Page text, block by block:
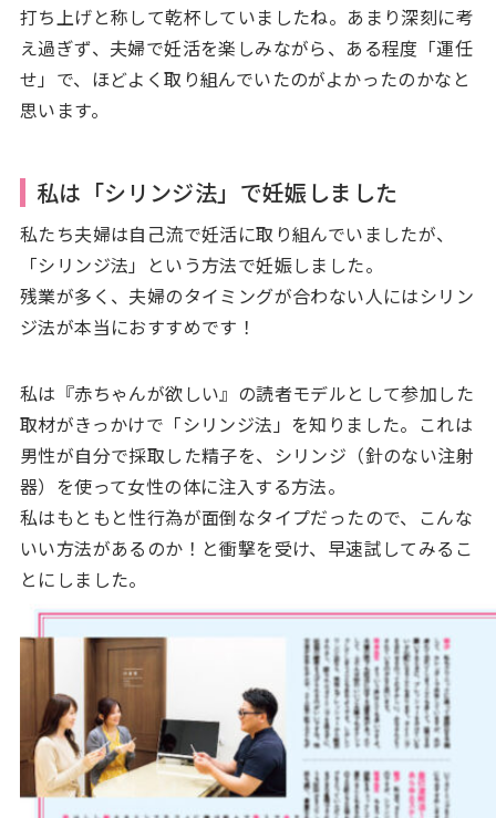
打ち上げと称して乾杯していましたね。あまり深刻に考
え過ぎず、夫婦で妊活を楽しみながら、ある程度「運任
せ」で、ほどよく取り組んでいたのがよかったのかなと
思います。
私は「シリンジ法」で妊娠しました
私たち夫婦は自己流で妊活に取り組んでいましたが、
「シリンジ法」という方法で妊娠しました。
残業が多く、夫婦のタイミングが合わない人にはシリン
ジ法が本当におすすめです！
私は『赤ちゃんが欲しい』の読者モデルとして参加した
取材がきっかけで「シリンジ法」を知りました。これは
男性が自分で採取した精子を、シリンジ（針のない注射
器）を使って女性の体に注入する方法。
私はもともと性行為が面倒なタイプだったので、こんな
いい方法があるのか！と衝撃を受け、早速試してみるこ
とにしました。